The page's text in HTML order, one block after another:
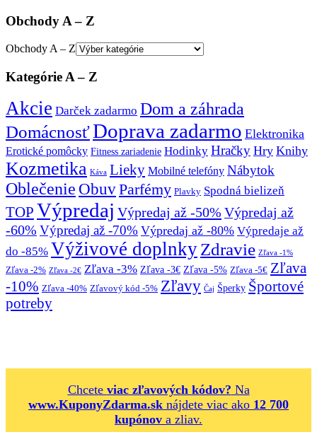
Obchody A – Z
Obchody A – Z
Kategórie A – Z
Akcie Darček zadarmo Dom a záhrada
DomácnosťDoprava zadarmo Elektronika
Erotické pomôcky Fitness zariadenie Hodinky Hračky Hry Knihy
Kozmetika Káva Lieky Mobilné telefóny Nábytok
Oblečenie ObuvParfémy Plavky Spodná bielizeň
TOP Výpredaj Výpredaj až -50% Výpredaj až
-60% Výpredaj až -70% Výpredaj až -80% Výpredaje až
do -85% Výživové doplnkyZdravie Zľava -1%
Zľava -2% Zľava -2€ Zľava -3% Zľava -3€ Zľava -5% Zľava -5€ Zľava
-10% Zľava -40% Zľavový kód -5% Zľavy Čaj Šperky Športové
potreby
Chcete viac zľavových kódov? Na
www.KuponyZdarma.sk nájdete viac ako 12 700
kupónov a zliav.